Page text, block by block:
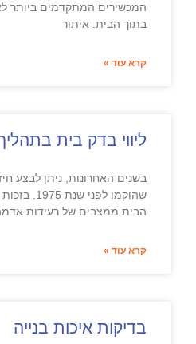
המכשירים המתקדמים ביותר
בתוך הבית. איתור
קרא עוד »
ליווי בדק בית בתהליך
בשנים האחרונות, ניתן לבצע
שהוקמו לפני
הבית ממצבים של רעידות
קרא עוד »
בדיקות איכות בנייה